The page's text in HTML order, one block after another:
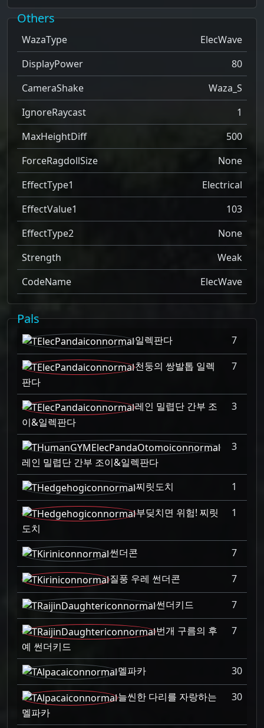
Others
WazaType
ElecWave
DisplayPower
80
CameraShake
Waza_S
IgnoreRaycast
1
MaxHeightDiff
500
ForceRagdollSize
None
EffectType1
Electrical
EffectValue1
103
EffectType2
None
Strength
Weak
CodeName
ElecWave
Pals
일렉판다
7
천둥의 쌍발톱 일렉
판다
7
레인 밀렵단 간부 조
이&일렉판다
3
레인 밀렵단 간부 조이&일렉판다
3
찌릿도치
1
부딪치면 위험! 찌릿
도치
1
썬더콘
7
질풍 우레 썬더콘
7
썬더키드
7
번개 구름의 후
예 썬더키드
7
멜파카
30
늘씬한 다리를 자랑하는
멜파카
30